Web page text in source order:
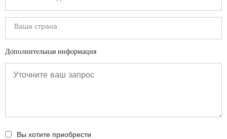
Дополнительная информация
Вы хотите приобрести